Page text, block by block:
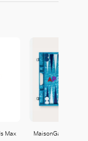
Max
MaisonGames